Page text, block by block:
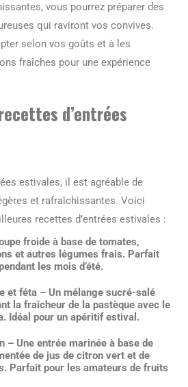
vous pourrez préparer des
qui raviront vos convives.
selon vos goûts et à les
fraîches pour une expérience
d’entrées
estivales, il est agréable de
et rafraîchissantes. Voici
recettes d’entrées estivales :
froide à base de tomates,
et autres légumes frais. Parfait
les mois d’été.
et féta – Un mélange sucré-salé
la fraîcheur de la pastèque avec le
Idéal pour un apéritif estival.
– Une entrée marinée à base de
de jus de citron vert et de
Parfait pour les amateurs de fruits